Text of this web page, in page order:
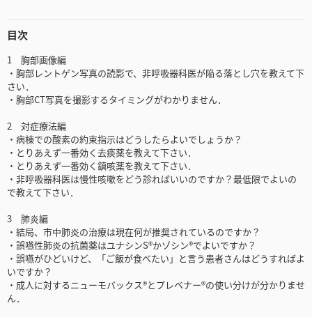
目次
1 胸部画像編
・胸部レントゲン写真の読影で、非呼吸器科医が陥る落とし穴を教えて下
さい．
・胸部CT写真を撮影するタイミングがわかりません．
2 対症療法編
・病棟での酸素の約束指示はどうしたらよいでしょうか？
・とりあえず一番効く去痰薬を教えて下さい．
・とりあえず一番効く鎮咳薬を教えて下さい．
・非呼吸器科医は慢性咳嗽をどう診ればいいのですか？最低限でよいの
で教えて下さい．
3 肺炎編
・結局、市中肺炎の治療は現在何が推奨されているのですか？
・誤嚥性肺炎の抗菌薬はユナシンS®かゾシン®でよいですか？
・誤嚥がひどいけど、「ご飯が食べたい」と言う患者さんはどうすればよ
いですか？
・成人に対するニューモバックス®とプレベナー®の使い分けが分かりませ
ん．